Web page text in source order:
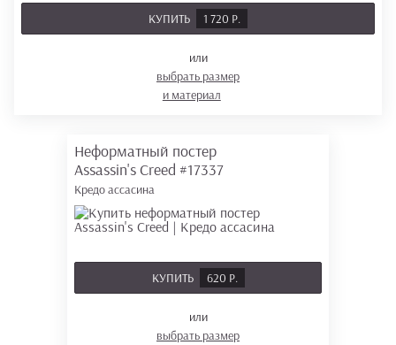
КУПИТЬ 1 720 Р.
или
выбрать размер
и материал
Неформатный постер
Assassin's Creed #17337
Кредо ассасина
КУПИТЬ 620 Р.
или
выбрать размер